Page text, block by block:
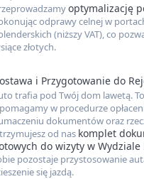
optymalizację
odprawy celnej w
(niższy VAT), co
złotych.
i Przygotowanie do
trafia pod Twój dom lawetą.
w procedurze
dokumentów oraz
od nas komplet
do wizyty w Wydziale
pozostaje przystosowanie
się jazdą.